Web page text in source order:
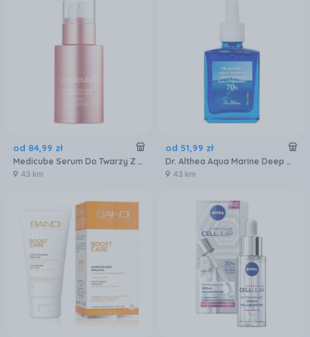
od 84,99 zł
Medicube Serum Do Twarzy Z Polinukleotydami I Egzosomami Pdrn Pink Exosome Shot 2000 30ml
43 km
od 51,99 zł
Dr. Althea Aqua Marine Deep Nawilżające Serum 30ml
43 km